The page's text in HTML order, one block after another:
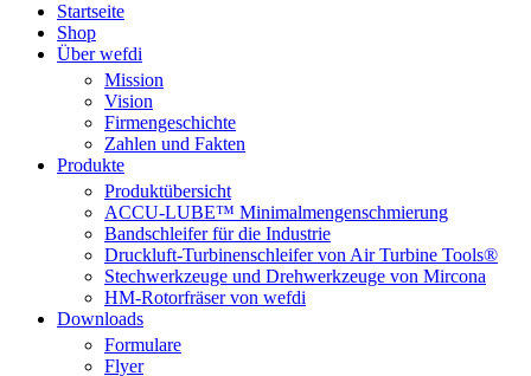
Startseite
Shop
Über wefdi
Mission
Vision
Firmengeschichte
Zahlen und Fakten
Produkte
Produktübersicht
ACCU-LUBE™ Minimalmengenschmierung
Bandschleifer für die Industrie
Druckluft-Turbinenschleifer von Air Turbine Tools®
Stechwerkzeuge und Drehwerkzeuge von Mircona
HM-Rotorfräser von wefdi
Downloads
Formulare
Flyer